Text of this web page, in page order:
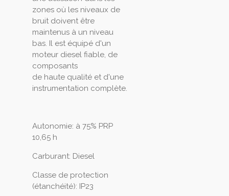
zones où les niveaux de
bruit doivent être
maintenus à un niveau
bas. Il est équipé d'un
moteur diesel fiable, de
composants
de haute qualité et d'une
instrumentation complète.
Autonomie: à 75% PRP
10,65 h
Carburant: Diesel
Classe de protection
(étanchéité): IP23